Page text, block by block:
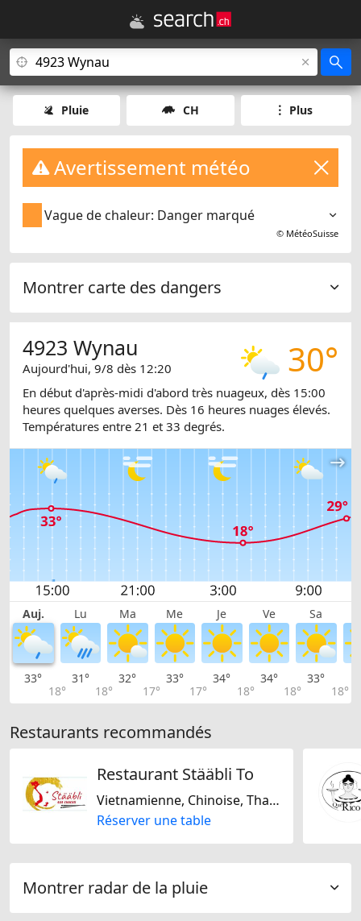
Pluie CH Plus
Avertissement météo
Vague de chaleur: Danger marqué
© MétéoSuisse
Montrer carte des dangers
30°
4923 Wynau
Aujourd'hui, 9/8 dès 12:20
En début d'après-midi d'abord très nuageux, dès 15:00
heures quelques averses. Dès 16 heures nuages élevés.
Températures entre 21 et 33 degrés.
Auj. Lu Ma Me Je Ve Sa
33°
18°
31°
18°
32°
17°
33°
17°
34°
18°
34°
18°
33°
18°
Restaurants recommandés
Restaurant Stääbli To
Vietnamienne, Chinoise, Thaïlandaise
Réserver une table
Montrer radar de la pluie